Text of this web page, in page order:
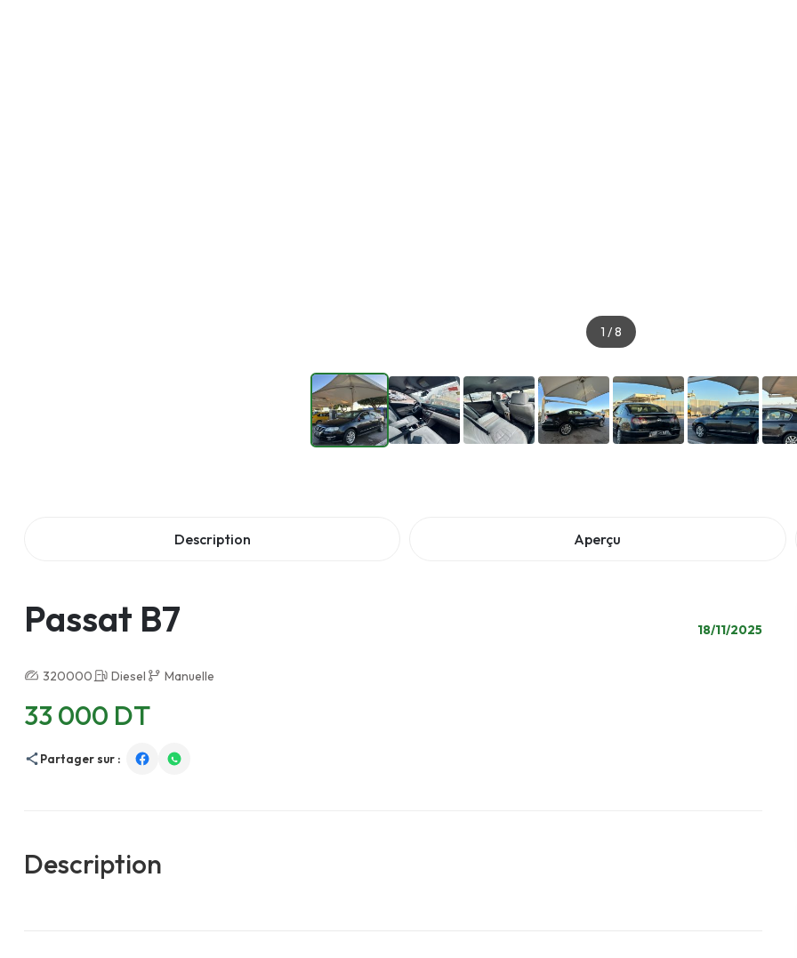
1 /8
Description Aperçu
Passat B7 18/11/2025
320000 Diesel Manuelle
33 000 DT
Partager sur :
Description